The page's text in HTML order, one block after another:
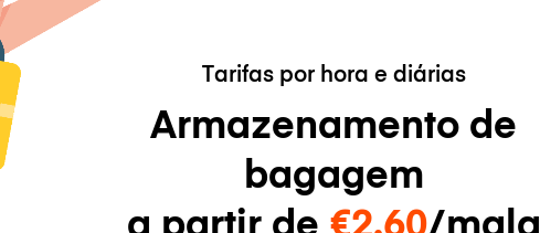
Tarifas por hora e diárias
Armazenamento de
bagagem
a partir de €2.60/mala